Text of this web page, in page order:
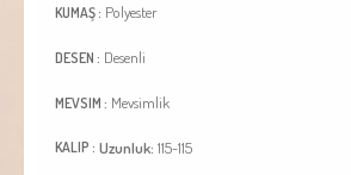
KUMAŞ : Polyester
DESEN : Desenli
MEVSIM : Mevsimlik
KALIP : Uzunluk: 115-115